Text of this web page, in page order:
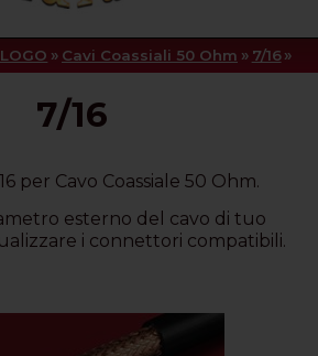
» Cavi Coassiali 50 Ohm » 7/16 »
7/16
per Cavo Coassiale 50 Ohm.
esterno del cavo di tuo
i connettori compatibili.